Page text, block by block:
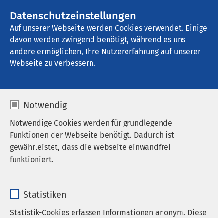
Datenschutzeinstellungen
Auf unserer Webseite werden Cookies verwendet. Einige
davon werden zwingend benötigt, während es uns
andere ermöglichen, Ihre Nutzererfahrung auf unserer
Webseite zu verbessern.
Notwendig
Notwendige Cookies werden für grundlegende
Funktionen der Webseite benötigt. Dadurch ist
gewährleistet, dass die Webseite einwandfrei
funktioniert.
Anbieter sgalinski
Statistiken
Statistik-Cookies erfassen Informationen anonym. Diese
Startseite der AMEOS Gruppe Aktuelles Nachrichten